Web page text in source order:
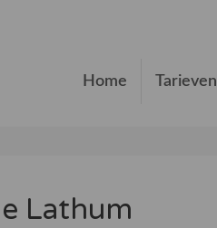
Home Tarieven
Lathum